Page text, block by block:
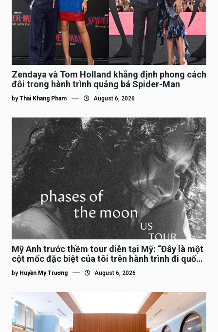
Zendaya và Tom Holland khẳng định phong cách
đôi trong hành trình quảng bá Spider-Man
by Thai Khang Pham August 6, 2026
Mỹ Anh trước thềm tour diễn tại Mỹ: “Đây là một
cột mốc đặc biệt của tôi trên hành trình đi quốc
tế”
by Huyền My Trương August 6, 2026